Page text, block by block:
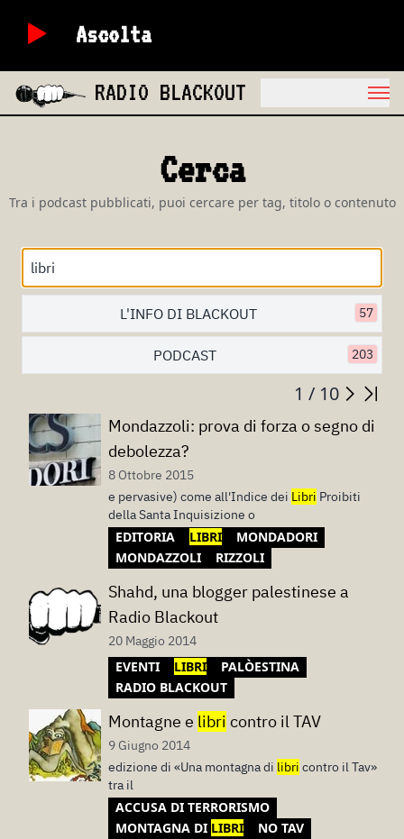
Ascolta
RADIO BLACKOUT
Cerca
Tra i podcast pubblicati, puoi cercare per tag, titolo o contenuto
L'INFO DI BLACKOUT 57
PODCAST 203
1 / 10
Mondazzoli: prova di forza o segno di
debolezza?
8 Ottobre 2015
e pervasive) come all'Indice dei Libri Proibiti
della Santa Inquisizione o
EDITORIA LIBRI
MONDADORI
MONDAZZOLI
RIZZOLI
Shahd, una blogger palestinese a
Radio Blackout
20 Maggio 2014
EVENTI LIBRI
PALÒESTINA
RADIO BLACKOUT
Montagne e libri contro il TAV
9 Giugno 2014
edizione di «Una montagna di libri contro il Tav»
tra il
ACCUSA DI TERRORISMO
MONTAGNA DI LIBRI
NO TAV